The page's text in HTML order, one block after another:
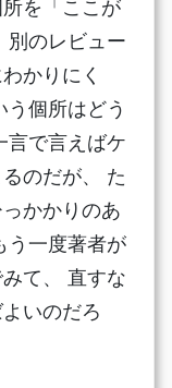
を「ここが
別のレビュー
かりにく
個所はどう
言で言えばケ
のだが、 た
かかりのあ
う一度著者が
て、 直すな
いのだろ